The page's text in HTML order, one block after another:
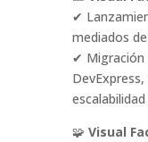
✔
mediados
✔ Migración
escalabilidad
🧩 Visual